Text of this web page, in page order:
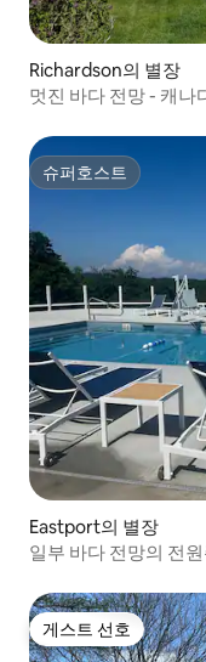
Richardson의 별장
멋진 바다 전망 - 캐나
슈퍼호스트
슈퍼호스트
Eastport의 별장
일부 바다 전망의 전
게스트 선호
게스트 선호